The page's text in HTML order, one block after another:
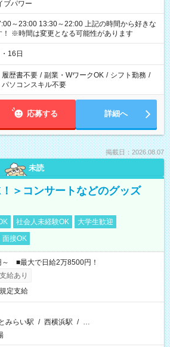
ブパワー
13:30～22:00 上記の時間から好きな
！ ※時間は変更となる可能性があります
16日
履歴書不要 / 副業・WワークOK / シフト勤務 /
パソコンスキル不要
応募する 詳細へ
掲載日：2026.08.07
未読
＞コンサートなどのグッズ
社会人未経験OK
大学生歓迎
面接OK
～ ■最大で日給2万8500円！
給あり
定支給
みらい駅 / 西横浜駅 / …